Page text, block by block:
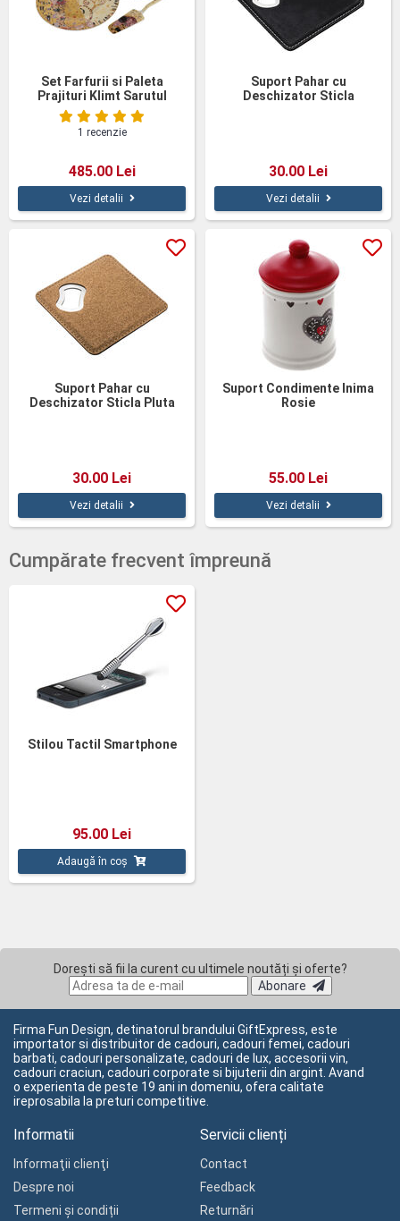
Set Farfurii si Paleta
Prajituri Klimt Sarutul
1 recenzie
485.00 Lei
Vezi detalii
Suport Pahar cu
Deschizator Sticla
30.00 Lei
Vezi detalii
Suport Pahar cu
Deschizator Sticla Pluta
30.00 Lei
Vezi detalii
Suport Condimente Inima
Rosie
55.00 Lei
Vezi detalii
Cumpărate frecvent împreună
Stilou Tactil Smartphone
95.00 Lei
Adaugă în coș
Dorești să fii la curent cu ultimele noutăți și oferte?
Abonare
Firma Fun Design, detinatorul brandului GiftExpress, este
importator si distribuitor de cadouri, cadouri femei, cadouri
barbati, cadouri personalizate, cadouri de lux, accesorii vin,
cadouri craciun, cadouri corporate si bijuterii din argint. Avand
o experienta de peste 19 ani in domeniu, ofera calitate
ireprosabila la preturi competitive.
Informatii
Informaţii clienţi
Despre noi
Termeni și condiții
Servicii clienți
Contact
Feedback
Returnări